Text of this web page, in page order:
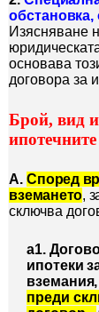
обстановка,
Изясняване
основава
договора за
Брой, вид
А.Според
вземането,
сключва
а1.
ипотеки
вземания,
преди